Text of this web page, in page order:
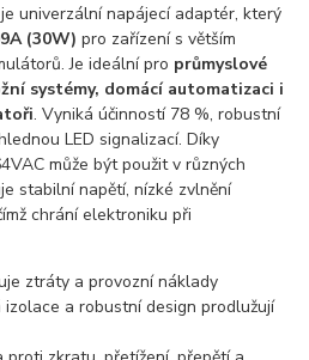
univerzální napájecí adaptér, který
(30W) pro zařízení s větším
Je ideální pro průmyslové
systémy, domácí automatizaci i
. Vyniká účinností 78 %, robustní
LED signalizací. Díky
může být použit v různých
stabilní napětí, nízké zvlnění
chrání elektroniku při
ztráty a provozní náklady
izolace a robustní design prodlužují